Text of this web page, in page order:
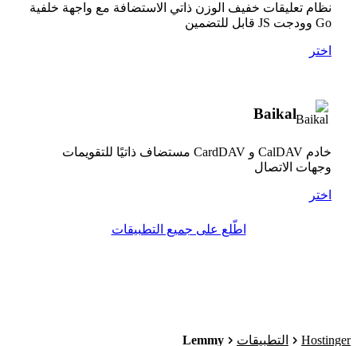
نظام تعليقات خفيف الوزن ذاتي الاستضافة مع واجهة خلفية
Go وودجت JS قابل للتضمين
اختر
Baikal
خادم CalDAV و CardDAV مستضاف ذاتيًا للتقويمات
وجهات الاتصال
اختر
اطّلع على جميع التطبيقات
Hostinger التطبيقات Lemmy